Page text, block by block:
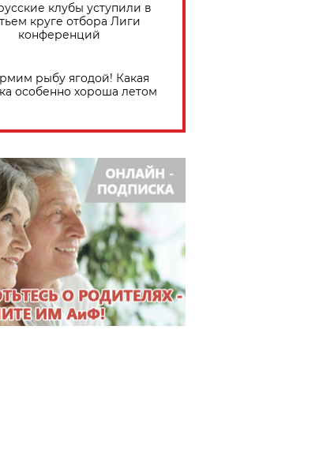
клубы уступили в
круге отбора Лиги
конференций
рыбу ягодой! Какая
особенно хороша летом